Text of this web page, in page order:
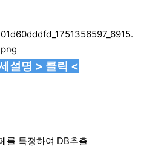
설명 > 클릭 <
를 특정하여 DB추출